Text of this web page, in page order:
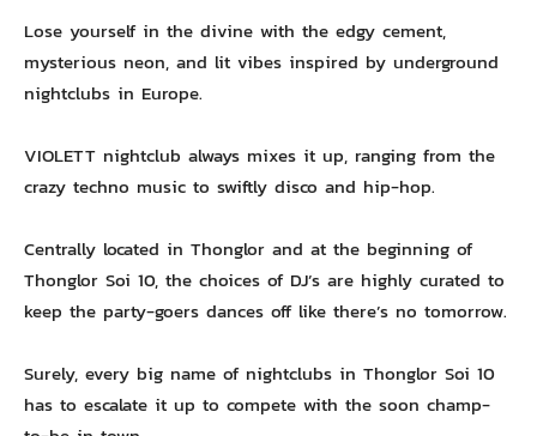
Lose yourself in the divine with the edgy cement,
mysterious neon, and lit vibes inspired by underground
nightclubs in Europe.
VIOLETT nightclub always mixes it up, ranging from the
crazy techno music to swiftly disco and hip-hop.
Centrally located in Thonglor and at the beginning of
Thonglor Soi 10, the choices of DJ’s are highly curated to
keep the party-goers dances off like there’s no tomorrow.
Surely, every big name of nightclubs in Thonglor Soi 10
has to escalate it up to compete with the soon champ-